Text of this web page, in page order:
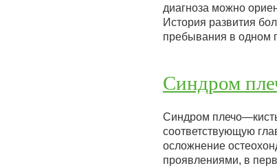
диагноза можно
История развития
пребывания в одном
Синдром
Синдром
соответствующую
осложнение
проявлениями, в